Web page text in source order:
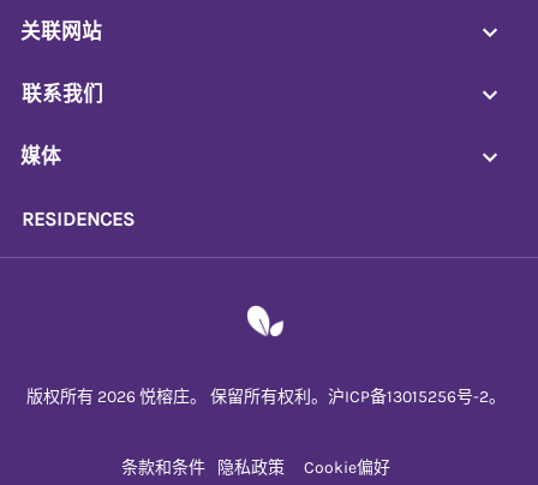
关联网站
联系我们
媒体
RESIDENCES
版权所有 2026 悦榕庄。 保留所有权利。沪ICP备13015256号-2。
条款和条件 隐私政策 Cookie偏好